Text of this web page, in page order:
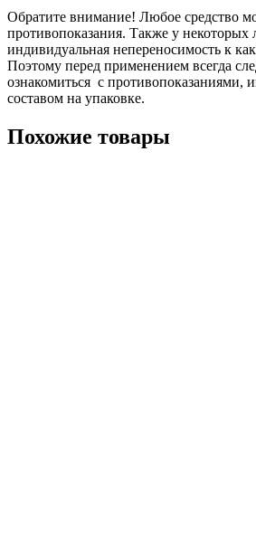
Обратите внимание! Любое средство
противопоказания. Также у некоторых
индивидуальная непереносимость к
Поэтому перед применением всегда
ознакомиться с
составом на упаковке.
Похожие товары